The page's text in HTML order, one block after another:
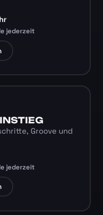
jederzeit
Groove und
jederzeit